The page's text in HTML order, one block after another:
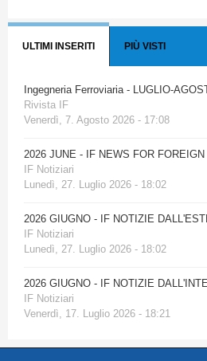
ULTIMI INSERITI PIÙ VISTI
Ingegneria Ferroviaria - LUGLIO-
Rivista IF
Venerdì, 7. Agosto 2026 - 17:08
2026 JUNE - IF NEWS FOR FOREIGN
IF Notiziari
Lunedì, 27. Luglio 2026 - 18:02
2026 GIUGNO - IF NOTIZIE
IF Notiziari
Lunedì, 27. Luglio 2026 - 18:02
2026 GIUGNO - IF NOTIZIE
IF Notiziari
Venerdì, 17. Luglio 2026 - 18:21